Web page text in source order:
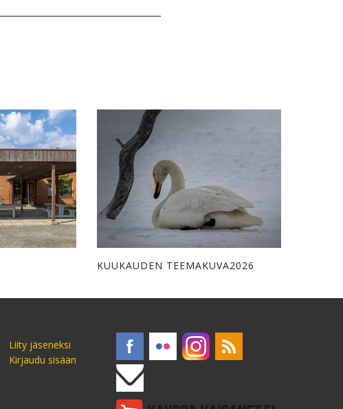
KUUKAUDEN TEEMAKUVA2026
Liity jäseneksi
Kirjaudu sisään